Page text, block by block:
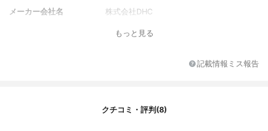
メーカー会社名 株式会社DHC
もっと見る
記載情報ミス報告
クチコミ・評判(8)